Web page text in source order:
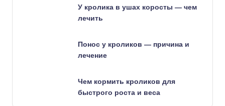
У кролика в ушах коросты — чем
лечить
Понос у кроликов — причина и
лечение
Чем кормить кроликов для
быстрого роста и веса